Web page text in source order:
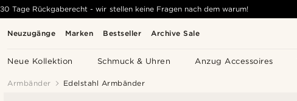
Neuzugänge Marken Bestseller Archive Sale
Neue Kollektion Schmuck & Uhren Anzug Accessoires
30 Tage Rückgaberecht - wir stellen keine Fragen nach dem warum!
Armbänder Edelstahl Armbänder